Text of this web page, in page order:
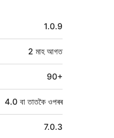
1.0.9
2 মাহআগত
90+
4.0 বা তাতকৈ ওপৰৰ
7.0.3